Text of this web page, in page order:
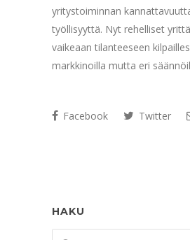
yritystoiminnan
työllisyyttä. Nyt rehelliset
vaikeaan tilanteeseen
markkinoilla mutta eri
Facebook Twitter
HAKU